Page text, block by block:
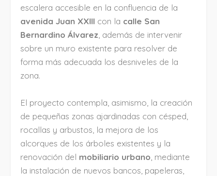
escalera accesible en la confluencia de la
avenida Juan XXIII con la calle San
Bernardino Álvarez, además de intervenir
sobre un muro existente para resolver de
forma más adecuada los desniveles de la
zona.
El proyecto contempla, asimismo, la creación
de pequeñas zonas ajardinadas con césped,
rocallas y arbustos, la mejora de los
alcorques de los árboles existentes y la
renovación del mobiliario urbano , mediante
la instalación de nuevos bancos, papeleras,